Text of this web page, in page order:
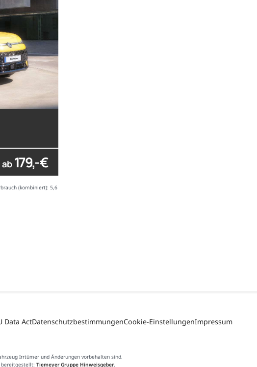
ab 179,- €
(kombiniert): 5,6
Data ActDatenschutzbestimmungenCookie-EinstellungenImpressum
Irrtümer und Änderungen vorbehalten sind.
bereitgestellt: Tiemeyer Gruppe Hinweisgeber.